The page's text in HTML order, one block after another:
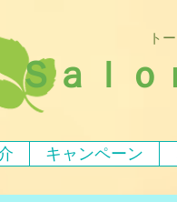
ト
Ｓａｌｏ
キャンペーン